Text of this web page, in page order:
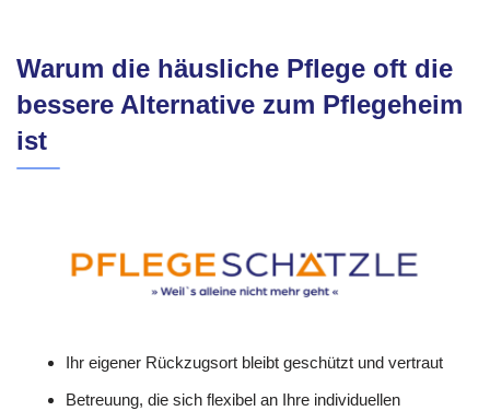
Warum die häusliche Pflege oft die
bessere Alternative zum Pflegeheim
ist
Ihr eigener Rückzugsort bleibt geschützt und vertraut
Betreuung, die sich flexibel an Ihre individuellen